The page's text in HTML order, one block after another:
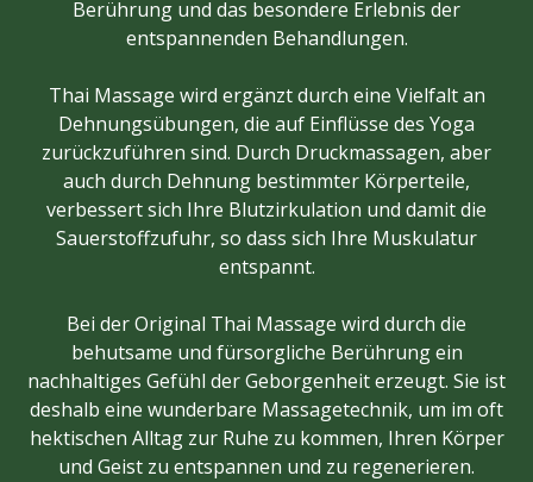
Berührung und das besondere Erlebnis der
entspannenden Behandlungen.
Thai Massage wird ergänzt durch eine Vielfalt an
Dehnungsübungen, die auf Einflüsse des Yoga
zurückzuführen sind. Durch Druckmassagen, aber
auch durch Dehnung bestimmter Körperteile,
verbessert sich Ihre Blutzirkulation und damit die
Sauerstoffzufuhr, so dass sich Ihre Muskulatur
entspannt.
Bei der Original Thai Massage wird durch die
behutsame und fürsorgliche Berührung ein
nachhaltiges Gefühl der Geborgenheit erzeugt. Sie ist
deshalb eine wunderbare Massagetechnik, um im oft
hektischen Alltag zur Ruhe zu kommen, Ihren Körper
und Geist zu entspannen und zu regenerieren.